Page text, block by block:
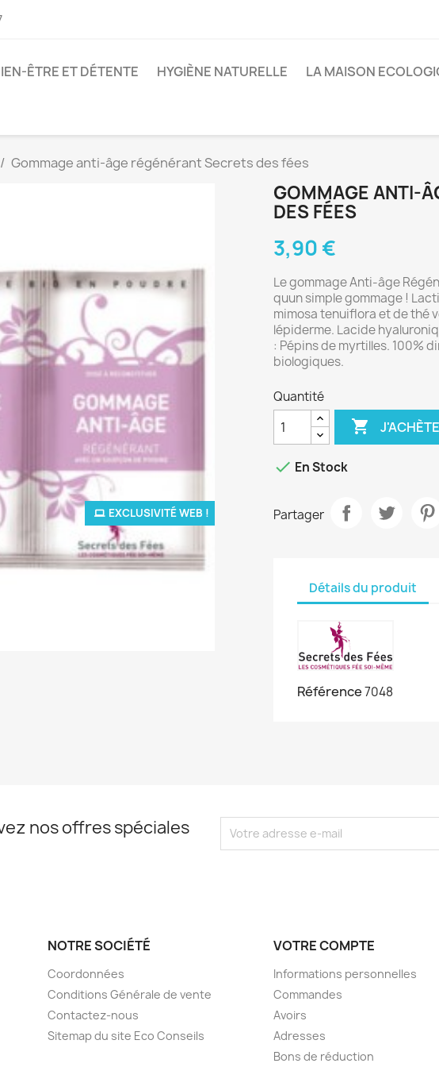
ÊTRE ET DÉTENTE HYGIÈNE NATURELLE LA MAISON
Gommage anti-âge régénérant Secrets des fées
EXCLUSIVITÉ WEB !
GOMMAGE ANTI-
DES FÉES
3,90 €
Le gommage Anti-âge
quun simple gommage !
mimosa tenuiflora et de thé
lépiderme. Lacide
: Pépins de myrtilles. 100%
biologiques.
Quantité

 En Stock
Partager
Détails du produit
Référence7048
nos offres spéciales
NOTRE SOCIÉTÉ
Coordonnées
Conditions Générale de vente
Contactez-nous
Sitemap du site Eco Conseils
VOTRE COMPTE
Informations personnelles
Commandes
Avoirs
Adresses
Bons de réduction